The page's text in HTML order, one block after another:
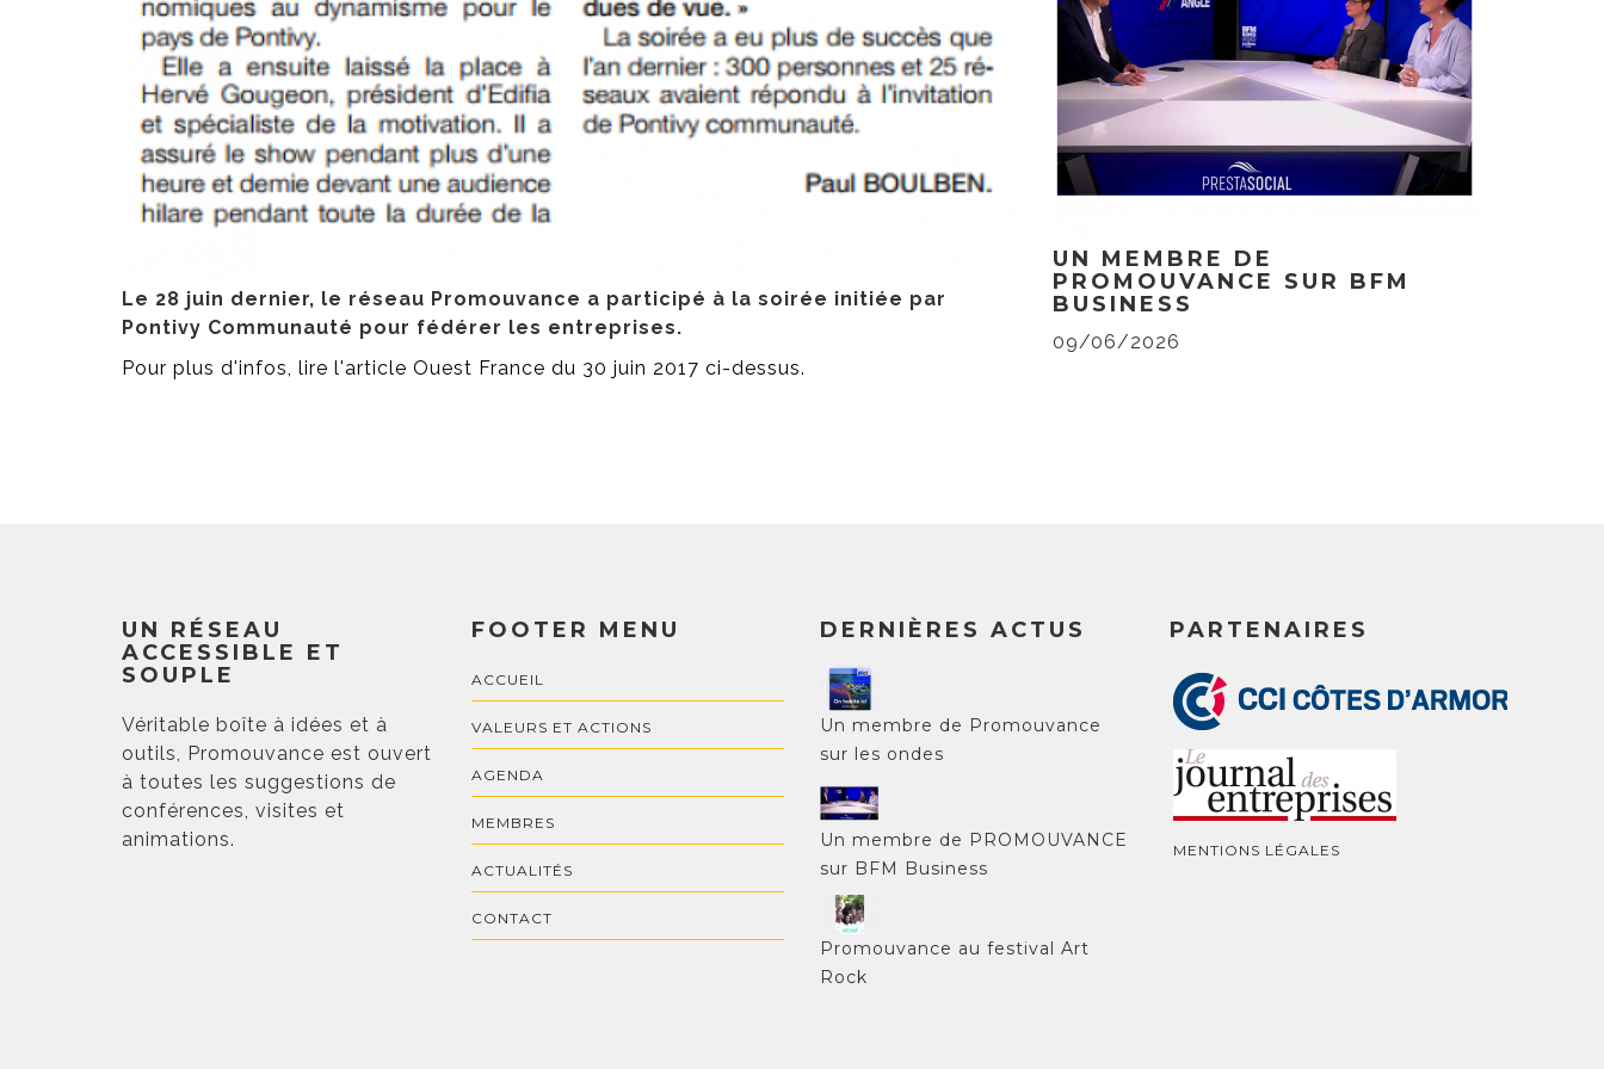
Le 28 juin dernier, le réseau Promouvance a participé à la soirée initiée par
Pontivy Communauté pour fédérer les entreprises.
Pour plus d'infos, lire l'article Ouest France du 30 juin 2017 ci-dessus.
UN MEMBRE DE
PROMOUVANCE SUR BFM
BUSINESS
09/06/2026
UN RÉSEAU
ACCESSIBLE ET
SOUPLE
Véritable boîte à idées et à
outils, Promouvance est ouvert
à toutes les suggestions de
conférences, visites et
animations.
FOOTER MENU
ACCUEIL
VALEURS ET ACTIONS
AGENDA
MEMBRES
ACTUALITÉS
CONTACT
DERNIÈRES ACTUS
Un membre de Promouvance
sur les ondes
Un membre de PROMOUVANCE
sur BFM Business
Promouvance au festival Art
Rock
PARTENAIRES
MENTIONS LÉGALES